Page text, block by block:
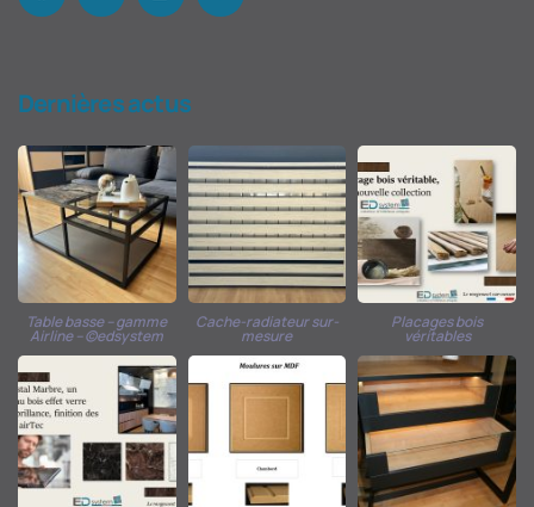
Dernières actus
Table basse – gamme
Airline – ©edsystem
Cache-radiateur sur-
mesure
Placages bois
véritables